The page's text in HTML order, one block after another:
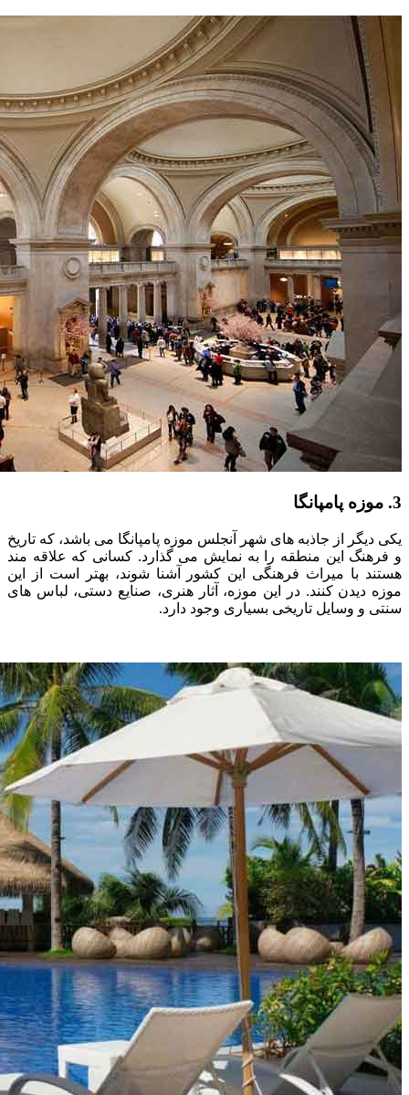
3. موزه پامپانگا
یکی دیگر از جاذبه های شهر آنجلس موزه پامپانگا می باشد، که تاریخ
و فرهنگ این منطقه را به نمایش می گذارد. کسانی که علاقه مند
هستند با میراث فرهنگی این کشور آشنا شوند، بهتر است از این
موزه دیدن کنند. در این موزه، آثار هنری، صنایع دستی، لباس های
سنتی و وسایل تاریخی بسیاری وجود دارد.